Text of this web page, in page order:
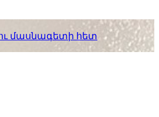
մասնագետի հետ